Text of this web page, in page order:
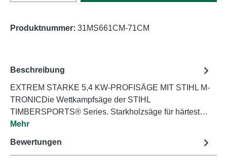
Produktnummer: 31MS661CM-71CM
Beschreibung
EXTREM STARKE 5,4 KW-PROFISÄGE MIT STIHL M-
TRONICDie Wettkampfsäge der STIHL
TIMBERSPORTS® Series. Starkholzsäge für härtest…
Mehr
Bewertungen